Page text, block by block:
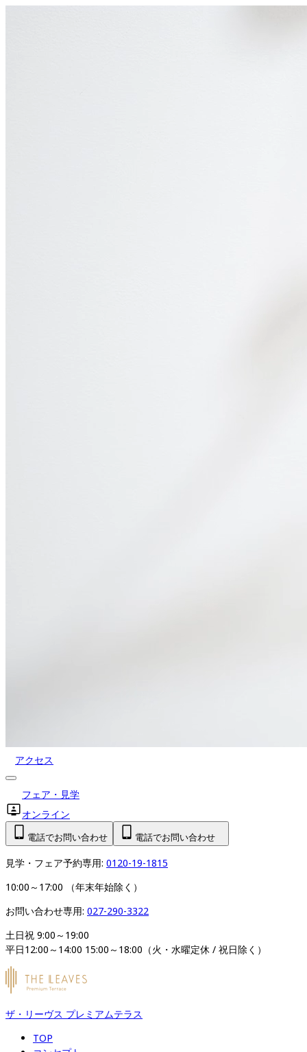
アクセス
フェア・見学
オンライン
電話でお問い合わせ 電話でお問い合わせ
見学・フェア予約専用: 0120-19-1815
10:00～17:00 （年末年始除く）
お問い合わせ専用: 027-290-3322
土日祝 9:00～19:00
平日12:00～14:00 15:00～18:00（火・水曜定休 / 祝日除く）
ザ・リーヴス プレミアムテラス
TOP